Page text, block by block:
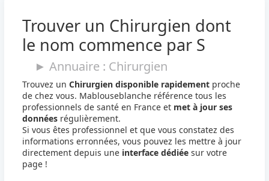
Trouver un Chirurgien dont
le nom commence par S
► Annuaire : Chirurgien
Trouvez unChirurgien disponible rapidement proche
de chez vous. Mablouseblanche référence tous les
professionnels de santé en France et met à jour ses
données régulièrement.
Si vous êtes professionnel et que vous constatez des
informations erronnées, vous pouvez les mettre à jour
directement depuis une interface dédiée sur votre
page !